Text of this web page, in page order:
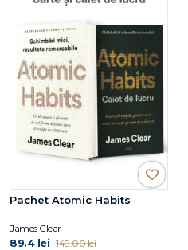
Pachet Atomic Habits
James Clear
89.4 lei 149.00 lei